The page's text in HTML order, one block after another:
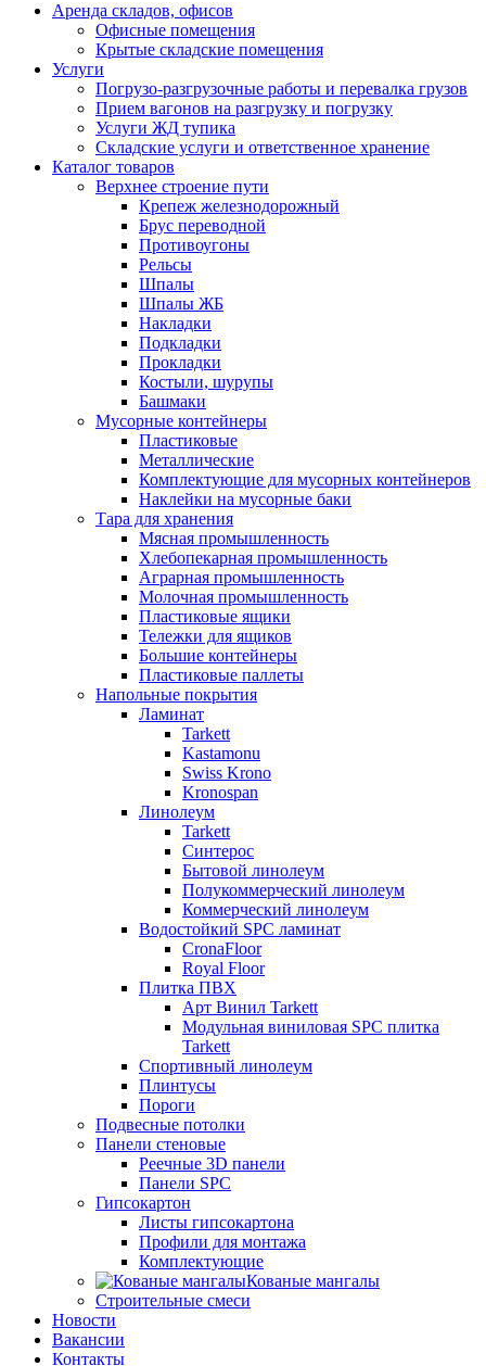
Аренда складов, офисов
Офисные помещения
Крытые складские помещения
Услуги
Погрузо-разгрузочные работы и перевалка грузов
Прием вагонов на разгрузку и погрузку
Услуги ЖД тупика
Складские услуги и ответственное хранение
Каталог товаров
Верхнее строение пути
Крепеж железнодорожный
Брус переводной
Противоугоны
Рельсы
Шпалы
Шпалы ЖБ
Накладки
Подкладки
Прокладки
Костыли, шурупы
Башмаки
Мусорные контейнеры
Пластиковые
Металлические
Комплектующие для мусорных контейнеров
Наклейки на мусорные баки
Тара для хранения
Мясная промышленность
Хлебопекарная промышленность
Аграрная промышленность
Молочная промышленность
Пластиковые ящики
Тележки для ящиков
Большие контейнеры
Пластиковые паллеты
Напольные покрытия
Ламинат
Tarkett
Kastamonu
Swiss Krono
Kronospan
Линолеум
Tarkett
Синтерос
Бытовой линолеум
Полукоммерческий линолеум
Коммерческий линолеум
Водостойкий SPC ламинат
CronaFloor
Royal Floor
Плитка ПВХ
Арт Винил Tarkett
Модульная виниловая SPC плитка
Tarkett
Спортивный линолеум
Плинтусы
Пороги
Подвесные потолки
Панели стеновые
Реечные 3D панели
Панели SPC
Гипсокартон
Листы гипсокартона
Профили для монтажа
Комплектующие
Кованые мангалы
Строительные смеси
Новости
Вакансии
Контакты